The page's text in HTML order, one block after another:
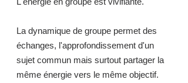
La dynamique de groupe permet des
échanges, l'approfondissement d'un
sujet commun mais surtout partager la
même énergie vers le même objectif.